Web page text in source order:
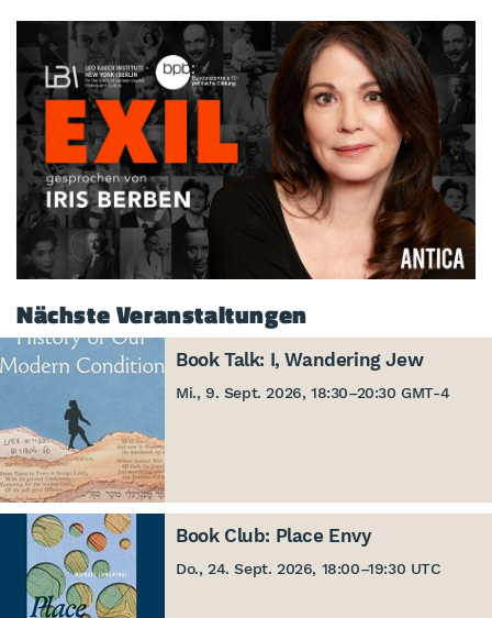
Nächste Veranstaltungen
Book Talk: I, Wandering Jew
Mi., 9. Sept. 2026, 18:30–20:30 GMT-4
Book Club: Place Envy
Do., 24. Sept. 2026, 18:00–19:30 UTC